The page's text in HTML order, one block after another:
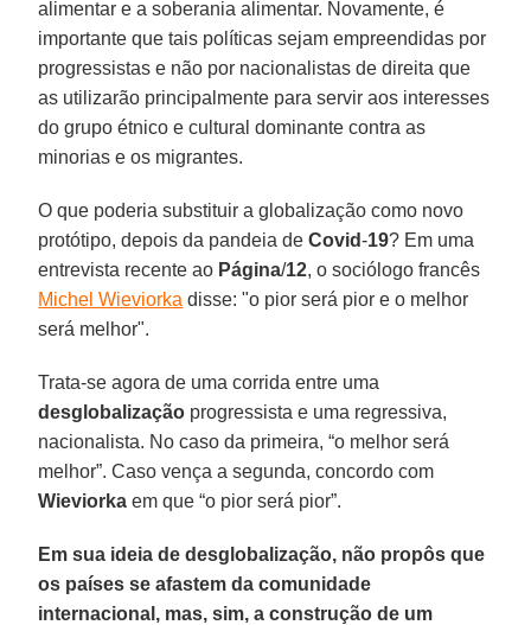
alimentar e a soberania alimentar. Novamente, é
importante que tais políticas sejam empreendidas por
progressistas e não por nacionalistas de direita que
as utilizarão principalmente para servir aos interesses
do grupo étnico e cultural dominante contra as
minorias e os migrantes.
O que poderia substituir a globalização como novo
protótipo, depois da pandeia deCovid-19? Em uma
entrevista recente ao Página/12, o sociólogo francês
Michel Wieviorka disse: "o pior será pior e o melhor
será melhor".
Trata-se agora de uma corrida entre uma
desglobalização progressista e uma regressiva,
nacionalista. No caso da primeira, “o melhor será
melhor”. Caso vença a segunda, concordo com
Wieviorka em que “o pior será pior”.
Em sua ideia de desglobalização, não propôs que
os países se afastem da comunidade
internacional, mas, sim, a construção de um